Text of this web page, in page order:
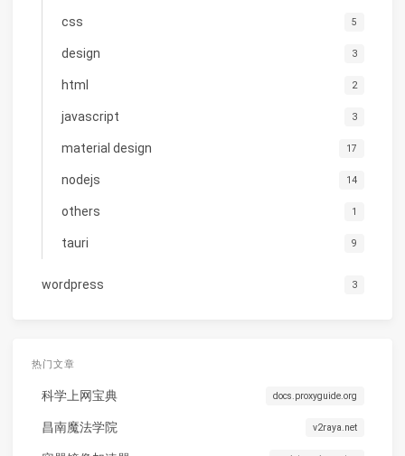
css 5
design 3
html 2
javascript 3
material design 17
nodejs 14
others 1
tauri 9
wordpress 3
热门文章
科学上网宝典 docs.proxyguide.org
昌南魔法学院 v2raya.net